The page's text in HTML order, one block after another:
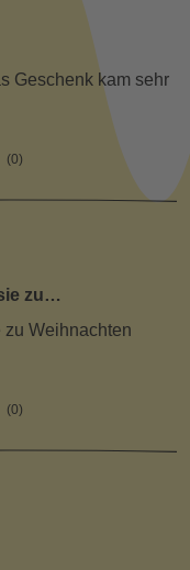
Geschenk kam sehr
(0)
zu…
zu Weihnachten
(0)